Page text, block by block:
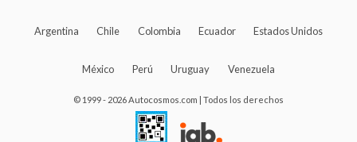
Argentina Chile Colombia Ecuador Estados Unidos
México Perú Uruguay Venezuela
© 1999 - 2026 Autocosmos.com | Todos los derechos